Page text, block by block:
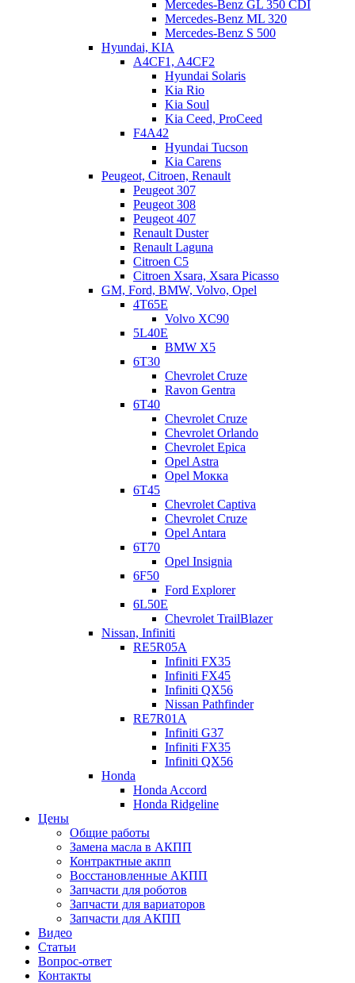
Mercedes-Benz GL 350 CDI
Mercedes-Benz ML 320
Mercedes-Benz S 500
Hyundai, KIA
A4CF1, A4CF2
Hyundai Solaris
Kia Rio
Kia Soul
Kia Ceed, ProCeed
F4A42
Hyundai Tucson
Kia Carens
Peugeot, Citroen, Renault
Peugeot 307
Peugeot 308
Peugeot 407
Renault Duster
Renault Laguna
Citroen C5
Citroen Xsara, Xsara Picasso
GM, Ford, BMW, Volvo, Opel
4T65E
Volvo XC90
5L40E
BMW X5
6Т30
Chevrolet Cruze
Ravon Gentra
6Т40
Chevrolet Cruze
Chevrolet Orlando
Chevrolet Epica
Opel Astra
Opel Мокка
6T45
Chevrolet Captiva
Chevrolet Cruze
Opel Antara
6T70
Opel Insignia
6F50
Ford Explorer
6L50E
Chevrolet TrailBlazer
Nissan, Infiniti
RE5R05A
Infiniti FX35
Infiniti FX45
Infiniti QX56
Nissan Pathfinder
RE7R01A
Infiniti G37
Infiniti FX35
Infiniti QX56
Honda
Honda Accord
Honda Ridgeline
Цены
Общие работы
Замена масла в АКПП
Контрактные акпп
Восстановленные АКПП
Запчасти для роботов
Запчасти для вариаторов
Запчасти для АКПП
Видео
Статьи
Вопрос-ответ
Контакты